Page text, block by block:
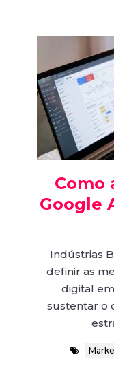
Como
Google
Indústrias
definir as
digital
sustentar o